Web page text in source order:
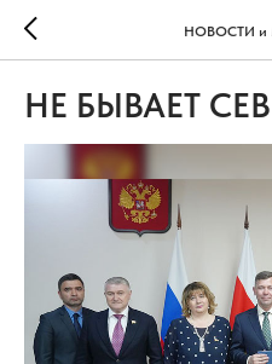
НОВОСТИ и
НЕ БЫВАЕТ